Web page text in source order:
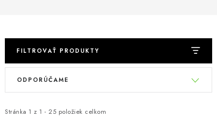
FILTROVAŤ PRODUKTY
V
i
Stránka 1 z 1 - 25 položiek celkom
R
e
ODPORÚČAME